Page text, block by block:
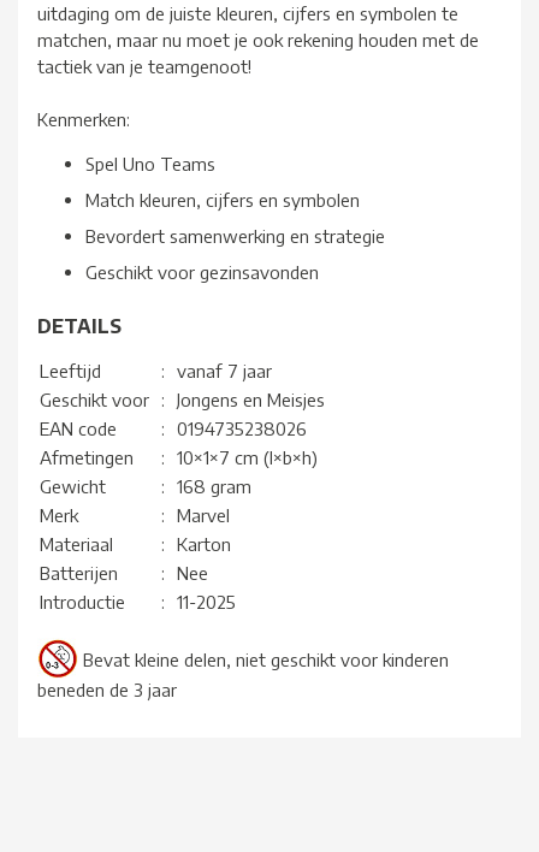
uitdaging om de juiste kleuren, cijfers en symbolen te
matchen, maar nu moet je ook rekening houden met de
tactiek van je teamgenoot!
Kenmerken:
Spel Uno Teams
Match kleuren, cijfers en symbolen
Bevordert samenwerking en strategie
Geschikt voor gezinsavonden
DETAILS
Leeftijd :
vanaf 7 jaar
Geschikt voor
:
Jongens en Meisjes
EAN code
:
0194735238026
Afmetingen
:
10×1×7 cm (l×b×h)
Gewicht
:
168 gram
Merk
:
Marvel
Materiaal
:
Karton
Batterijen
:
Nee
Introductie
: 11-2025
Bevat kleine delen, niet geschikt voor kinderen
beneden de 3 jaar